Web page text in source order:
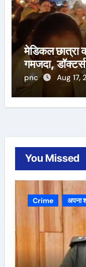
मेडिकल छात्रा
गमजदा,
pnc Aug 17,
You Missed
Crime अपना